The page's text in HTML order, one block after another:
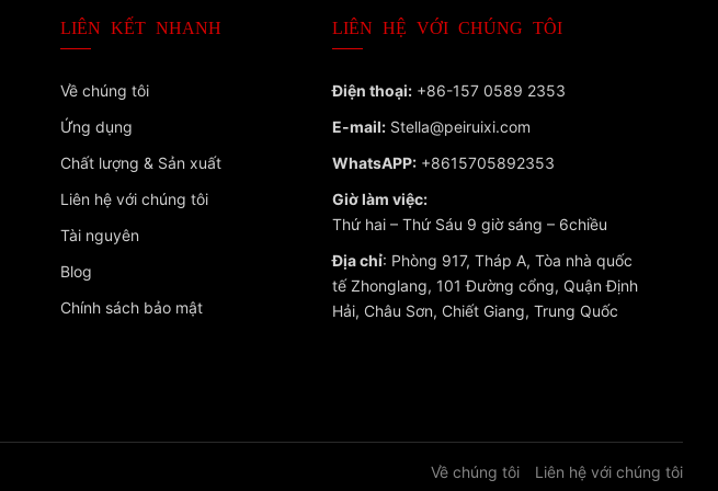
LIÊN KẾT NHANH
Về chúng tôi
Ứng dụng
Chất lượng & Sản xuất
Liên hệ với chúng tôi
Tài nguyên
Blog
Chính sách bảo mật
LIÊN HỆ VỚI CHÚNG TÔI
Điện thoại: +86-157 0589 2353
E-mail: Stella@peiruixi.com
WhatsAPP: +8615705892353
Giờ làm việc:
Thứ hai – Thứ Sáu 9 giờ sáng – 6chiều
Địa chỉ: Phòng 917, Tháp A, Tòa nhà quốc
tế Zhonglang, 101 Đường cổng, Quận Định
Hải, Châu Sơn, Chiết Giang, Trung Quốc
Về chúng tôi Liên hệ với chúng tôi